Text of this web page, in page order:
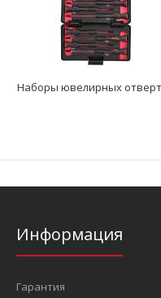
Наборы ювелирных
Информация
Гарантия